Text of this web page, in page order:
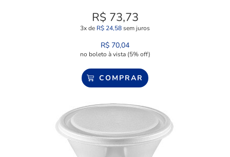
R$ 73,73
3x de R$ 24,58sem juros
R$ 70,04
no boleto à vista (5% off)
COMPRAR